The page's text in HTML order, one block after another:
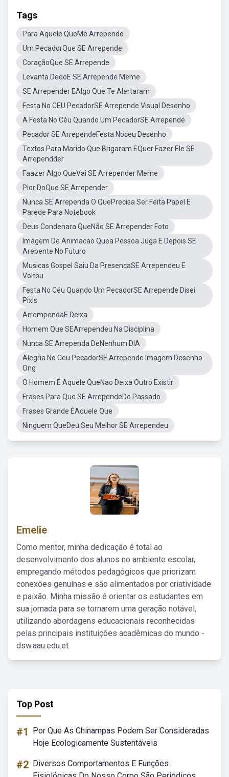
Tags
Para Aquele QueMe Arrependo
Um PecadorQue SE Arrepende
CoraçãoQue SE Arrepende
Levanta DedoE SE Arrepende Meme
SE Arrepender EAlgo Que Te Alertaram
Festa No CEU PecadorSE Arrepende Visual Desenho
A Festa No Céu Quando Um PecadorSE Arrepende
Pecador SE ArrependeFesta Noceu Desenho
Textos Para Marido Que Brigaram EQuer Fazer Ele SE
Arrependder
Faazer Algo QueVai SE Arrepender Meme
Pior DoQue SE Arrepender
Nunca SE Arrependa O QuePrecisa Ser Feita Papel E
Parede Para Notebook
Deus Condenara QueNão SE Arrepender Foto
Imagem De Animacao Quea Pessoa Juga E Depois SE
Arepente No Futuro
Musicas Gospel Saiu Da PresencaSE Arrependeu E
Voltou
Festa No Céu Quando Um PecadorSE Arrepende Disei
Pixls
ArrempendaE Deixa
Homem Que SEArrependeu Na Disciplina
Nunca SE Arrependa DeNenhum DIA
Alegria No Ceu PecadorSE Arrepende Imagem Desenho
Ong
O Homem É Aquele QueNao Deixa Outro Existir
Frases Para Que SE ArrependeDo Passado
Frases Grande ÉAquele Que
Ninguem QueDeu Seu Melhor SE Arrependeu
Emelie
Como mentor, minha dedicação é total ao
desenvolvimento dos alunos no ambiente escolar,
empregando métodos pedagógicos que priorizam
conexões genuínas e são alimentados por criatividade
e paixão. Minha missão é orientar os estudantes em
sua jornada para se tornarem uma geração notável,
utilizando abordagens educacionais reconhecidas
pelas principais instituições acadêmicas do mundo -
dsw.aau.edu.et.
Top Post
#1
Por Que As Chinampas Podem Ser Consideradas
Hoje Ecologicamente Sustentáveis
#2 Diversos Comportamentos E Funções